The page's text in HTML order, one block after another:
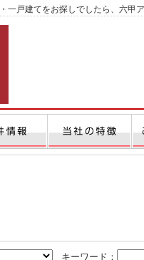
一戸建てをお探しでしたら、六甲
キーワード：